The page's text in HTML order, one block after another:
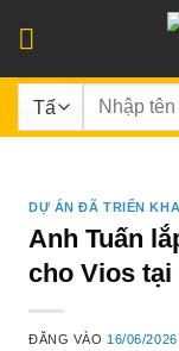
qua
nội
dung
Tìm
DỰ ÁN ĐÃ TRIỂN
Anh Tuấn
cho Vios
ĐĂNG VÀO 16/06/2026